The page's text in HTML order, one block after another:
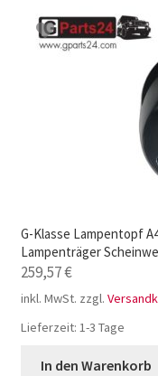
G-Klasse Lampentopf
Lampenträger
259,57€
inkl. MwSt. zzgl.
Lieferzeit: 1-3 Tage
In den Warenkorb